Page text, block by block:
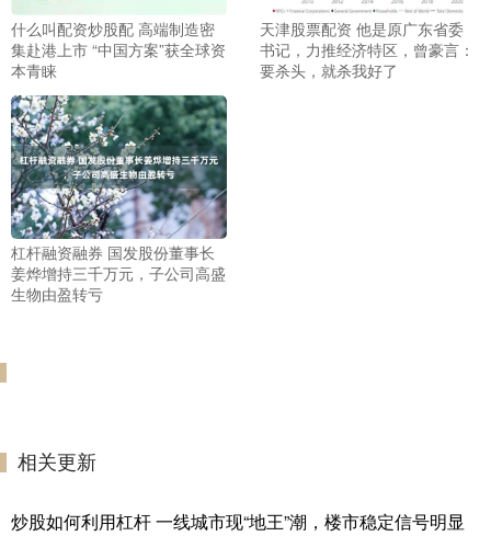
什么叫配资炒股配 高端制造密
集赴港上市 “中国方案”获全球资
本青睐
天津股票配资 他是原广东省委
书记，力推经济特区，曾豪言：
要杀头，就杀我好了
杠杆融资融券 国发股份董事长
姜烨增持三千万元，子公司高盛
生物由盈转亏
相关更新
炒股如何利用杠杆 一线城市现“地王”潮，楼市稳定信号明显